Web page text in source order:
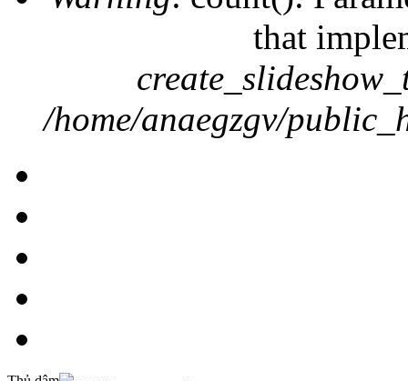
that
/home/anaegzgv/